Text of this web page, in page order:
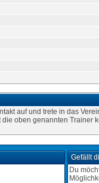
auf und trete in das
oben genannten Trainer
Gefällt
Du